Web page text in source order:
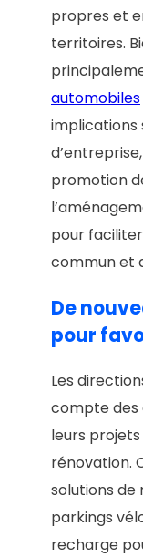
propres et
territoires.
automobiles
implications
promotion
pour
commun et
De
pour
Les
compte des
leurs
rénovation.
solutions de
parkings
recharge